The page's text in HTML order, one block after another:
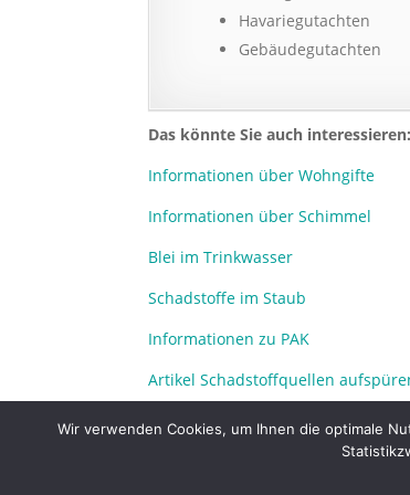
Havariegutachten
Gebäudegutachten
Das könnte Sie auch interessieren:
Informationen über Wohngifte
Informationen über Schimmel
Blei im Trinkwasser
Schadstoffe im Staub
Informationen zu PAK
Artikel Schadstoffquellen
Mit Forensik auf Spurensuche in
Wir verwenden Cookies, um Ihnen die optimale